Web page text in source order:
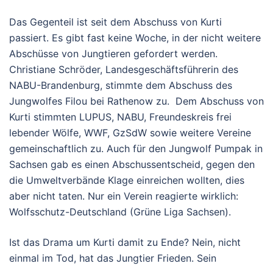
Das Gegenteil ist seit dem Abschuss von Kurti
passiert. Es gibt fast keine Woche, in der nicht weitere
Abschüsse von Jungtieren gefordert werden.
Christiane Schröder, Landesgeschäftsführerin des
NABU-Brandenburg, stimmte dem Abschuss des
Jungwolfes Filou bei Rathenow zu. Dem Abschuss von
Kurti stimmten LUPUS, NABU, Freundeskreis frei
lebender Wölfe, WWF, GzSdW sowie weitere Vereine
gemeinschaftlich zu. Auch für den Jungwolf Pumpak in
Sachsen gab es einen Abschussentscheid, gegen den
die Umweltverbände Klage einreichen wollten, dies
aber nicht taten. Nur ein Verein reagierte wirklich:
Wolfsschutz-Deutschland (Grüne Liga Sachsen).
Ist das Drama um Kurti damit zu Ende? Nein, nicht
einmal im Tod, hat das Jungtier Frieden. Sein